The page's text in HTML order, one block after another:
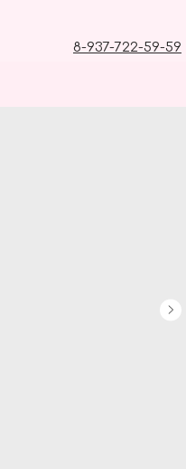
8-937-722-59-59